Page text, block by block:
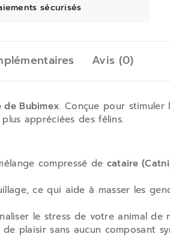
sécurisés
Avis (0)
de Bubimex. Conçue pour
appréciées des félins.
compressé de cataire
ce qui aide à masser les
le stress de votre animal de
plaisir sans aucun composant